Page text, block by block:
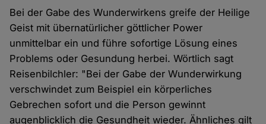
Bei der Gabe des Wunderwirkens greife der Heilige
Geist mit übernatürlicher göttlicher Power
unmittelbar ein und führe sofortige Lösung eines
Problems oder Gesundung herbei. Wörtlich sagt
Reisenbilchler: "Bei der Gabe der Wunderwirkung
verschwindet zum Beispiel ein körperliches
Gebrechen sofort und die Person gewinnt
augenblicklich die Gesundheit wieder. Ähnliches gilt